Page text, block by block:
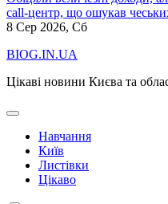
call-центр, що ошукав
8 Сер 2026, Сб
BIOG.IN.UA
Цікаві новини Києва та
Навчання
Київ
Листівки
Цікаво